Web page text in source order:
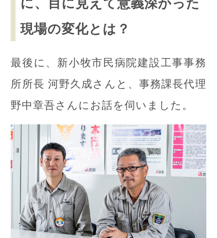
現場の変化とは？
最後に、新小牧市民病院建設工事事務
所所長 河野久成さんと、事務課長代理
野中章吾さんにお話を伺いました。